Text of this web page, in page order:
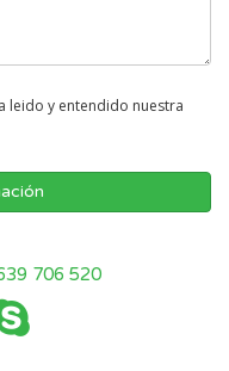
leido y entendido nuestra
706 520